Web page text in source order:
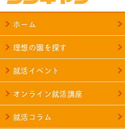
ホーム
理想の園を探す
就活イベント
オンライン就活講座
就活コラム